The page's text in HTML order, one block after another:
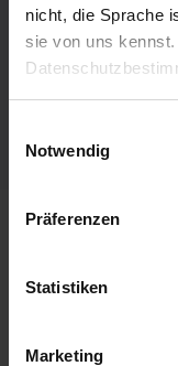
nicht, die Sprache
sie von uns
Benutzung der
Webseite zu
Informationen zu
Analysen
Notwendig
Präferenzen
Statistiken
Marketing
Dieses
Sieh dir jetzt
MeinPraktikum.de